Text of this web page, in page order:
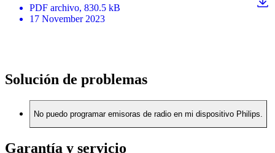
PDF archivo, 830.5 kB
17 November 2023
Solución de problemas
No puedo programar emisoras de radio en mi dispositivo Philips.
Garantía y servicio